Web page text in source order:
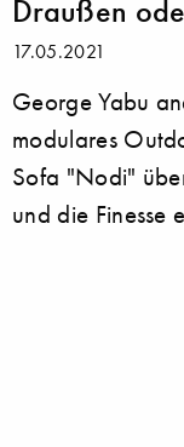
Draußen
17.05.2021
George Yabu
modulares
Sofa "Nodi"
und die Finesse